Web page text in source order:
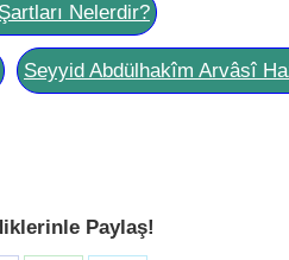
Nelerdir?
Seyyid Abdülhakîm Arvâsî
Paylaş!